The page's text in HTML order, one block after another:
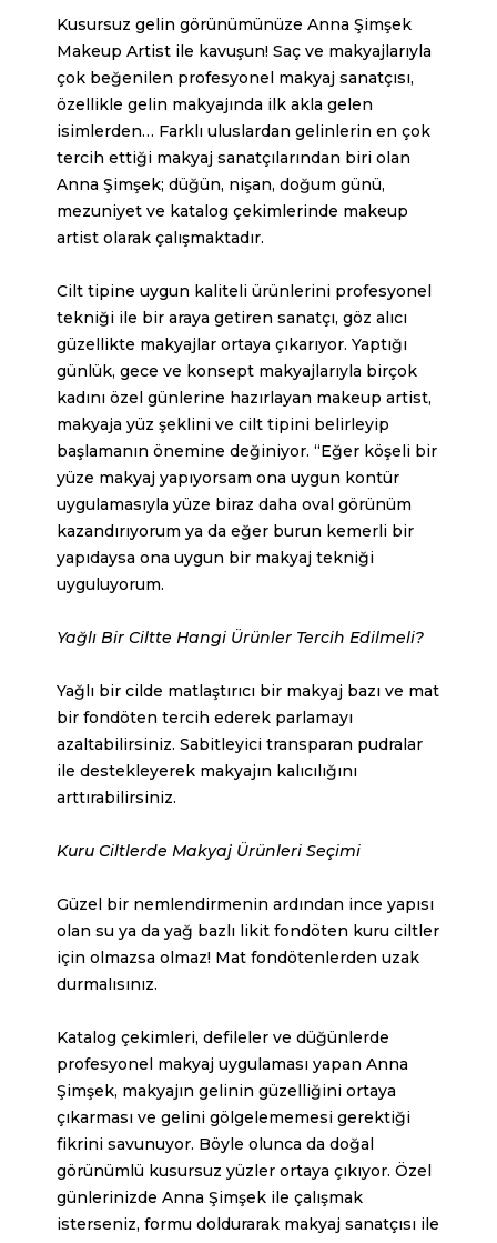
Kusursuz gelin görünümünüze Anna Şimşek
Makeup Artist ile kavuşun! Saç ve makyajlarıyla
çok beğenilen profesyonel makyaj sanatçısı,
özellikle gelin makyajında ilk akla gelen
isimlerden… Farklı uluslardan gelinlerin en çok
tercih ettiği makyaj sanatçılarından biri olan
Anna Şimşek; düğün, nişan, doğum günü,
mezuniyet ve katalog çekimlerinde makeup
artist olarak çalışmaktadır.
Cilt tipine uygun kaliteli ürünlerini profesyonel
tekniği ile bir araya getiren sanatçı, göz alıcı
güzellikte makyajlar ortaya çıkarıyor. Yaptığı
günlük, gece ve konsept makyajlarıyla birçok
kadını özel günlerine hazırlayan makeup artist,
makyaja yüz şeklini ve cilt tipini belirleyip
başlamanın önemine değiniyor. “Eğer köşeli bir
yüze makyaj yapıyorsam ona uygun kontür
uygulamasıyla yüze biraz daha oval görünüm
kazandırıyorum ya da eğer burun kemerli bir
yapıdaysa ona uygun bir makyaj tekniği
uyguluyorum.
Yağlı Bir Ciltte Hangi Ürünler Tercih Edilmeli?
Yağlı bir cilde matlaştırıcı bir makyaj bazı ve mat
bir fondöten tercih ederek parlamayı
azaltabilirsiniz. Sabitleyici transparan pudralar
ile destekleyerek makyajın kalıcılığını
arttırabilirsiniz.
Kuru Ciltlerde Makyaj Ürünleri Seçimi
Güzel bir nemlendirmenin ardından ince yapısı
olan su ya da yağ bazlı likit fondöten kuru ciltler
için olmazsa olmaz! Mat fondötenlerden uzak
durmalısınız.
Katalog çekimleri, defileler ve düğünlerde
profesyonel makyaj uygulaması yapan Anna
Şimşek, makyajın gelinin güzelliğini ortaya
çıkarması ve gelini gölgelememesi gerektiği
fikrini savunuyor. Böyle olunca da doğal
görünümlü kusursuz yüzler ortaya çıkıyor. Özel
günlerinizde Anna Şimşek ile çalışmak
isterseniz, formu doldurarak makyaj sanatçısı ile